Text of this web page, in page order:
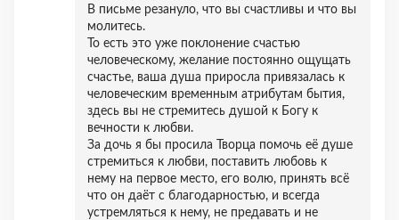
В письме резануло, что вы счастливы и что вы
молитесь.
То есть это уже поклонение счастью
человеческому, желание постоянно ощущать
счастье, ваша душа приросла привязалась к
человеческим временным атрибутам бытия,
здесь вы не стремитесь душой к Богу к
вечности к любви.
За дочь я бы просила Творца помочь её душе
стремиться к любви, поставить любовь к
нему на первое место, его волю, принять всё
что он даёт с благодарностью, и всегда
устремляться к нему, не предавать и не